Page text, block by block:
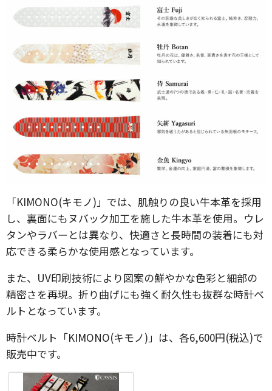
「KIMONO(キモノ)」では、肌触りの良い牛本革を採用
し、裏面にもヌバック加工を施した牛本革を使用。ウレ
タンやラバーとは異なり、快適さと長時間の装着にも対
応できる柔らかな使用感となっています。
また、UV印刷技術により図案の鮮やかな色彩と細部の
精密さを再現。折り曲げにも強く耐久性も抜群な時計ベ
ルトとなっています。
時計ベルト「KIMONO(キモノ)」は、各6,600円(税込)で
販売中です。